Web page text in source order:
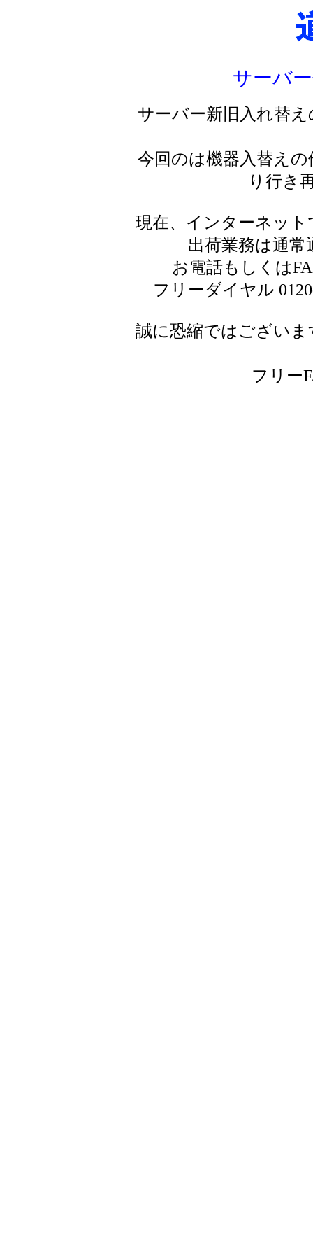
サーバ
サーバー新旧入れ替
今回のは機器入替え
り行き
現在、インターネッ
出荷業務は通
お電話もしくは
フリーダイヤル
誠に恐縮ではござい
フリー